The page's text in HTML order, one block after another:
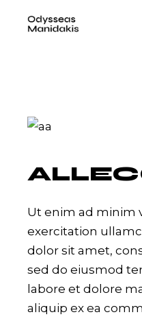
Ut enim ad minim
exercitation
dolor sit amet,
sed do eiusmod
labore et dolore
aliquip ex ea